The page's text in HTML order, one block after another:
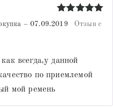
Оценка
из 5
– 07.09.2019
Отзыв с
всегда,у данной
по приемлемой
мой ремень